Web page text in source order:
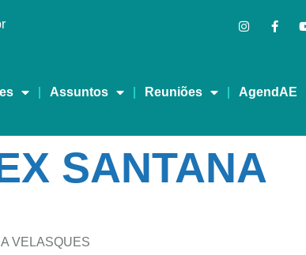
Assuntos Reuniões AgendAE
SANTANA
VELASQUES